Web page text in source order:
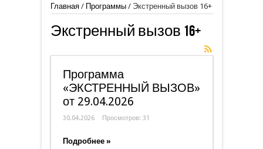
Главная/ Программы/ Экстренный вызов 16+
Экстренный вызов 16+
Программа
«ЭКСТРЕННЫЙ ВЫЗОВ»
от 29.04.2026
30.04.2026 Просмотров: 31
Подробнее »